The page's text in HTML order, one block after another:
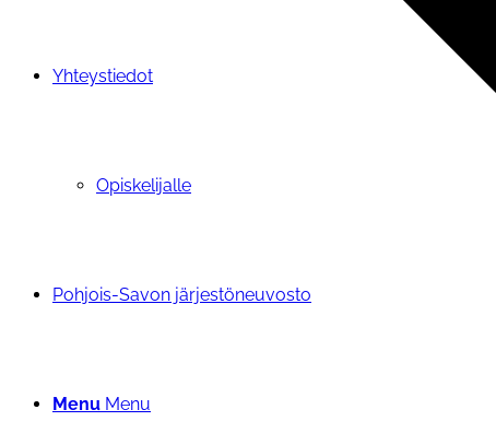
Yhteystiedot
Opiskelijalle
Pohjois-Savon järjestöneuvosto
Menu Menu